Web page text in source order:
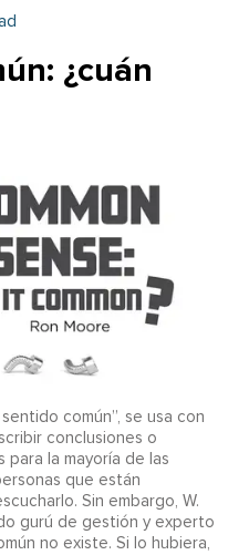
¿cuán
común”, se usa con
conclusiones o
para la mayoría de las
que están
Sin embargo, W.
gurú de gestión y experto
no existe. Si lo hubiera,